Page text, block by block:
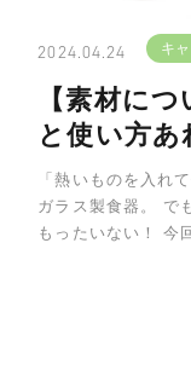
2024.04.24 キ
【素材に
と使い方あ
「熱いものを入れ
ガラス製食器。 で
もったいない！ 今